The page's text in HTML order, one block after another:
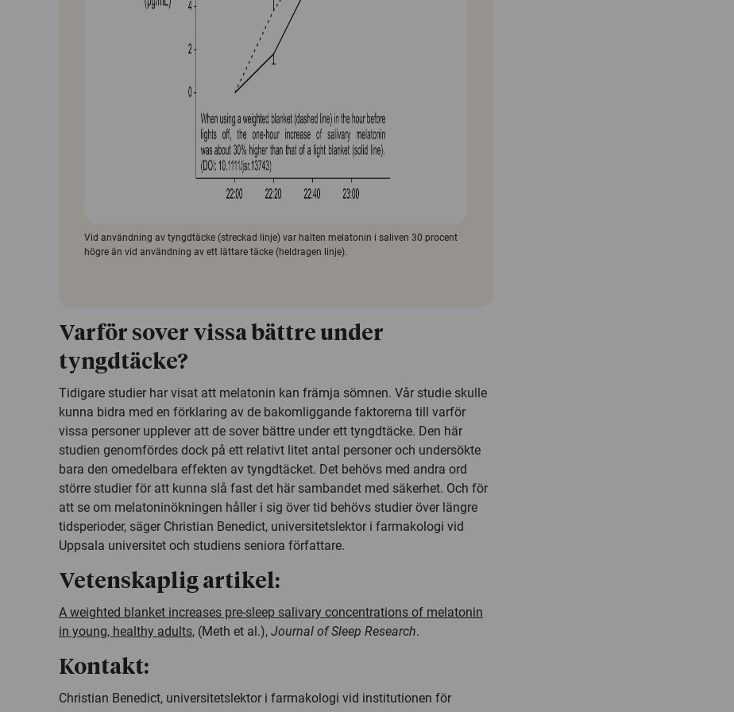
Vid användning av tyngdtäcke (streckad linje) var halten melatonin i saliven 30 procent
högre än vid användning av ett lättare täcke (heldragen linje).
Varför sover vissa bättre under
tyngdtäcke?
Tidigare studier har visat att melatonin kan främja sömnen. Vår studie skulle
kunna bidra med en förklaring av de bakomliggande faktorerna till varför
vissa personer upplever att de sover bättre under ett tyngdtäcke. Den här
studien genomfördes dock på ett relativt litet antal personer och undersökte
bara den omedelbara effekten av tyngdtäcket. Det behövs med andra ord
större studier för att kunna slå fast det här sambandet med säkerhet. Och för
att se om melatoninökningen håller i sig över tid behövs studier över längre
tidsperioder, säger Christian Benedict, universitetslektor i farmakologi vid
Uppsala universitet och studiens seniora författare.
Vetenskaplig artikel:
A weighted blanket increases pre-sleep salivary concentrations of melatonin
in young, healthy adults, (Meth et al.), Journal of Sleep Research.
Kontakt:
Christian Benedict, universitetslektor i farmakologi vid institutionen för